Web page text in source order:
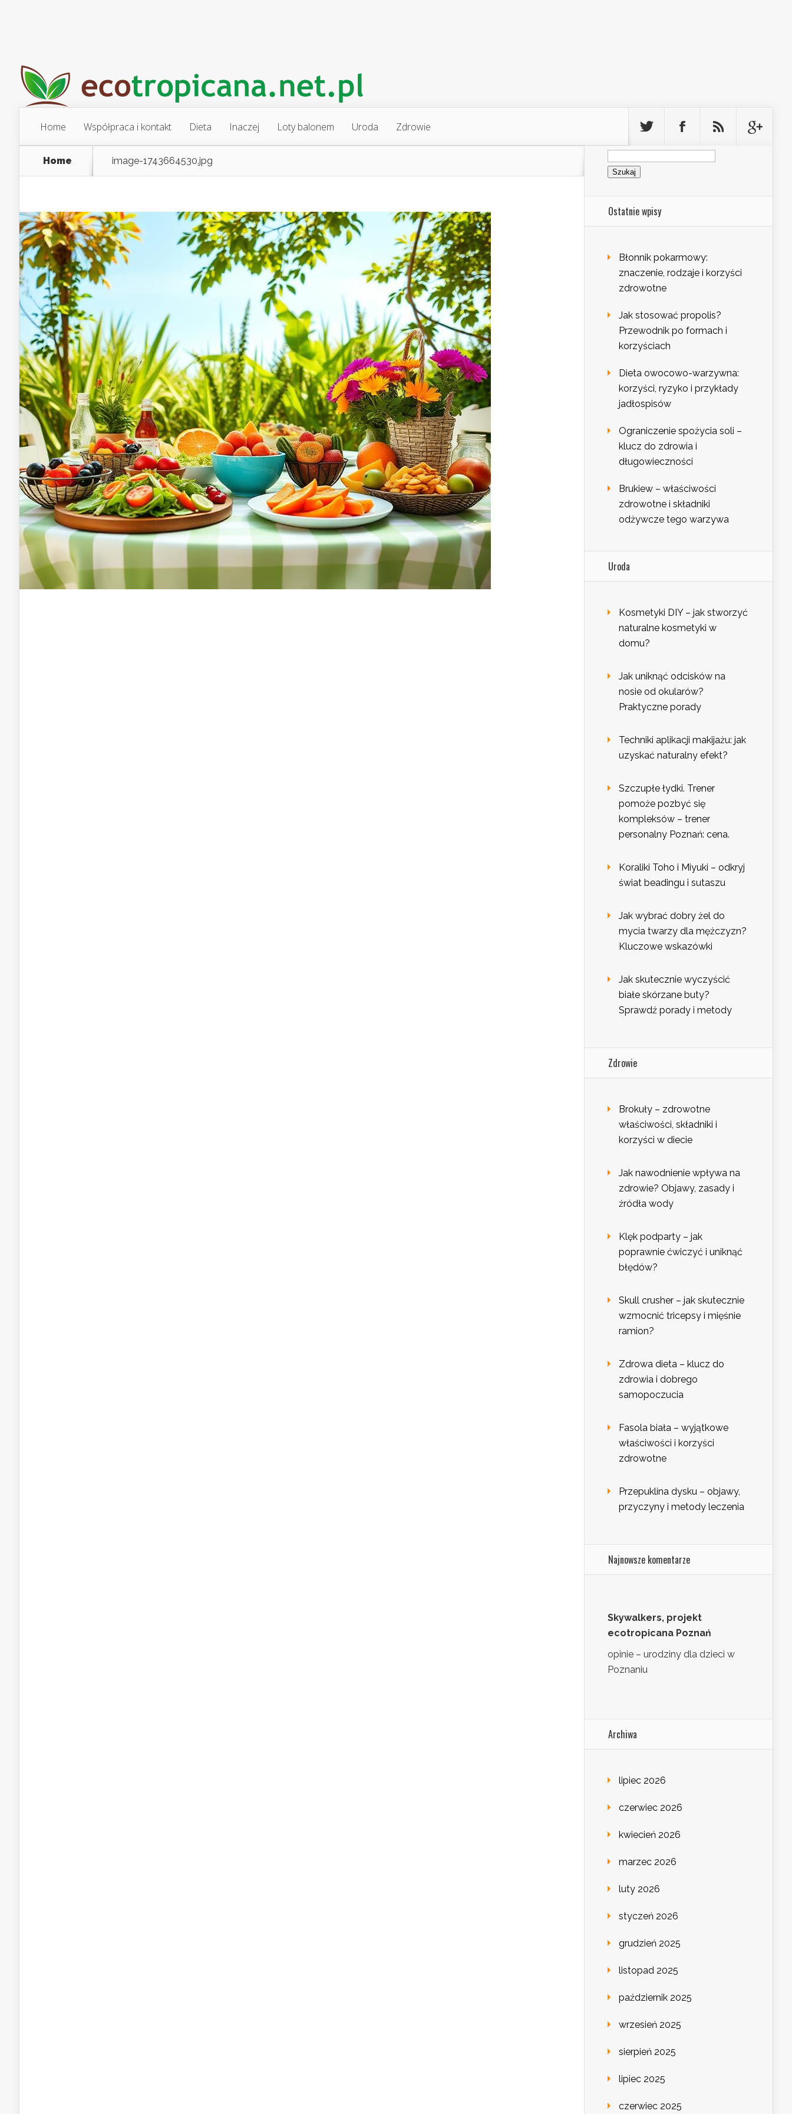
Home Współpraca i kontakt Dieta Inaczej Loty balonem Uroda Zdrowie
Home image-1743664530.jpg
Szukaj:
Ostatnie wpisy
Błonnik pokarmowy:
znaczenie, rodzaje i korzyści
zdrowotne
Jak stosować propolis?
Przewodnik po formach i
korzyściach
Dieta owocowo-warzywna:
korzyści, ryzyko i przykłady
jadłospisów
Ograniczenie spożycia soli –
klucz do zdrowia i
długowieczności
Brukiew – właściwości
zdrowotne i składniki
odżywcze tego warzywa
Uroda
Kosmetyki DIY – jak stworzyć
naturalne kosmetyki w
domu?
Jak uniknąć odcisków na
nosie od okularów?
Praktyczne porady
Techniki aplikacji makijażu: jak
uzyskać naturalny efekt?
Szczupłe łydki. Trener
pomoże pozbyć się
kompleksów – trener
personalny Poznań: cena.
Koraliki Toho i Miyuki – odkryj
świat beadingu i sutaszu
Jak wybrać dobry żel do
mycia twarzy dla mężczyzn?
Kluczowe wskazówki
Jak skutecznie wyczyścić
białe skórzane buty?
Sprawdź porady i metody
Zdrowie
Brokuły – zdrowotne
właściwości, składniki i
korzyści w diecie
Jak nawodnienie wpływa na
zdrowie? Objawy, zasady i
źródła wody
Klęk podparty – jak
poprawnie ćwiczyć i uniknąć
błędów?
Skull crusher – jak skutecznie
wzmocnić tricepsy i mięśnie
ramion?
Zdrowa dieta – klucz do
zdrowia i dobrego
samopoczucia
Fasola biała – wyjątkowe
właściwości i korzyści
zdrowotne
Przepuklina dysku – objawy,
przyczyny i metody leczenia
Najnowsze komentarze
Skywalkers, projekt
ecotropicana Poznań
opinie – urodziny dla dzieci w
Poznaniu
Archiwa
lipiec 2026
czerwiec 2026
kwiecień 2026
marzec 2026
luty 2026
styczeń 2026
grudzień 2025
listopad 2025
październik 2025
wrzesień 2025
sierpień 2025
lipiec 2025
czerwiec 2025